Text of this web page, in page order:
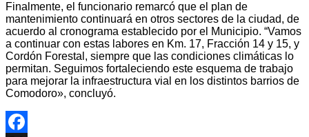
Finalmente, el funcionario remarcó que el plan de
mantenimiento continuará en otros sectores de la ciudad, de
acuerdo al cronograma establecido por el Municipio. “Vamos
a continuar con estas labores en Km. 17, Fracción 14 y 15, y
Cordón Forestal, siempre que las condiciones climáticas lo
permitan. Seguimos fortaleciendo este esquema de trabajo
para mejorar la infraestructura vial en los distintos barrios de
Comodoro», concluyó.